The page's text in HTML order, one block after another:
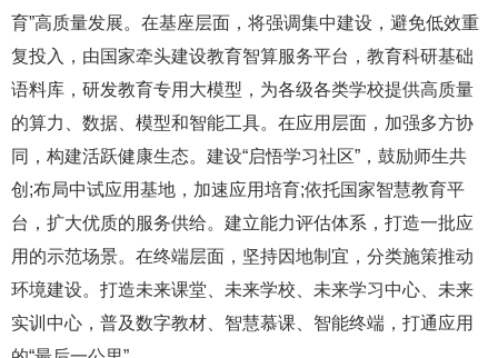
育”高质量发展。在基座层面，将强调集中建设，避免低效重
复投入，由国家牵头建设教育智算服务平台，教育科研基础
语料库，研发教育专用大模型，为各级各类学校提供高质量
的算力、数据、模型和智能工具。在应用层面，加强多方协
同，构建活跃健康生态。建设“启悟学习社区”，鼓励师生共
创;布局中试应用基地，加速应用培育;依托国家智慧教育平
台，扩大优质的服务供给。建立能力评估体系，打造一批应
用的示范场景。在终端层面，坚持因地制宜，分类施策推动
环境建设。打造未来课堂、未来学校、未来学习中心、未来
实训中心，普及数字教材、智慧慕课、智能终端，打通应用